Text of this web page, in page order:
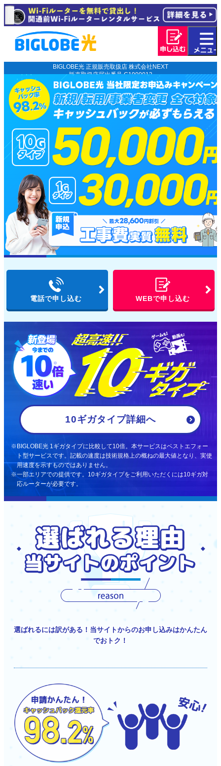
BIGLOBE光 正規販売取扱店 株式会社NEXT
販売取扱店届出番号 C1900012
電話で申し込む WEBで申し込む
10ギガタイプ詳細へ
BIGLOBE光 1ギガタイプに比較して10倍。本サービスはベストエフォー
ト型サービスです。記載の速度は技術規格上の概ねの最大値となり、実使
用速度を示すものではありません。
一部エリアでの提供です。10ギガタイプをご利用いただくには10ギガ対
応ルーターが必要です。
選ばれるには訳がある！当サイトからのお申し込みはかんたん
でおトク！